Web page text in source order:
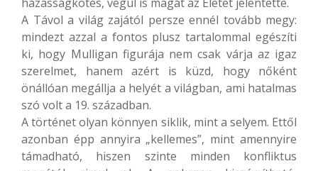
A Távol a világ zajától persze ennél tovább megy:
mindezt azzal a fontos plusz tartalommal egészíti
ki, hogy Mulligan figurája nem csak várja az igaz
szerelmet, hanem azért is küzd, hogy nőként
önállóan megállja a helyét a világban, ami hatalmas
szó volt a 19. században.
A történet olyan könnyen siklik, mint a selyem. Ettől
azonban épp annyira „kellemes”, mint amennyire
támadható, hiszen szinte minden konfliktus